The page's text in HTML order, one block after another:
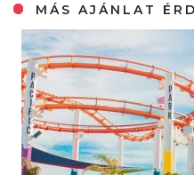
MÁS AJÁNLAT